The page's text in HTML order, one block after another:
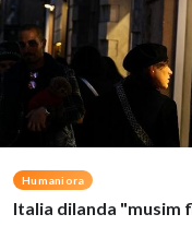
Humaniora
Italia dilanda "musim